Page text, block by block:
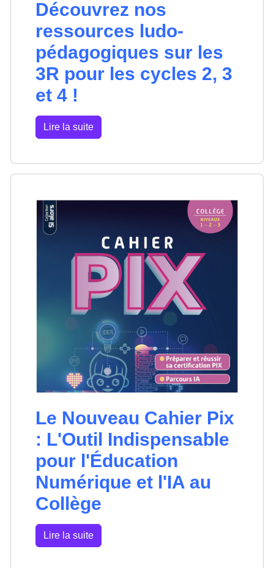
Découvrez nos
ressources ludo-
pédagogiques sur les
3R pour les cycles 2, 3
et 4 !
Lire la suite
Le Nouveau Cahier Pix
: L'Outil Indispensable
pour l'Éducation
Numérique et l'IA au
Collège
Lire la suite